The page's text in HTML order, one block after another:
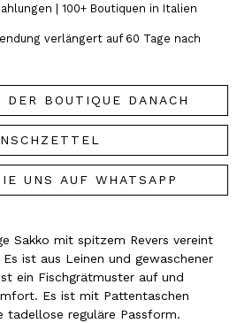
| 100+ Boutiquen in Italien
verlängert auf 60 Tage nach
BOUTIQUE DANACH
UNS AUF WHATSAPP
Sakko mit spitzem Revers vereint
ist aus Leinen und gewaschener
ein Fischgrätmuster auf und
Es ist mit Pattentaschen
tadellose reguläre Passform.